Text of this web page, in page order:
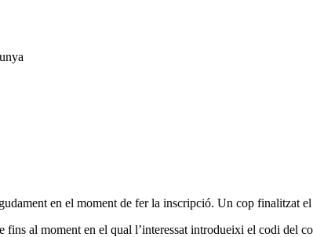
en el moment de fer la inscripció. Un cop finalitzat
al moment en el qual l’interessat introdueixi el codi del